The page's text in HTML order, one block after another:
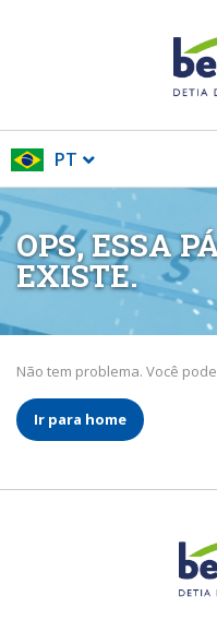
PT
OPS, ESSA
EXISTE.
Não tem problema. Você
Ir para home